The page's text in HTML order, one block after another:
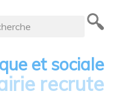
et sociale
recrute